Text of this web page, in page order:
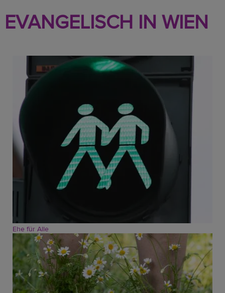
EVANGELISCH IN WIEN
Ehe für Alle